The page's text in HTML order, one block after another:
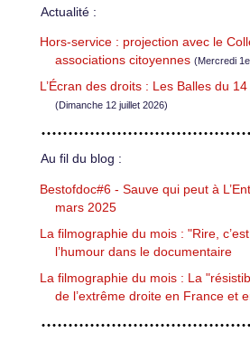
Actualité :
Hors-service : projection avec le
associations citoyennes (Mercredi
L’Écran des droits : Les Balles du
(Dimanche 12 juillet 2026)
Au fil du blog :
Bestofdoc#6 - Sauve qui peut à
mars 2025
La filmographie du mois : "Rire,
l’humour dans le documentaire
La filmographie du mois : La
de l’extrême droite en France et